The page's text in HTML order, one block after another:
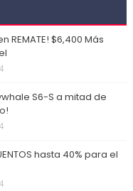
REMATE! $6,400 Más
S6-S a mitad de
hasta 40% para el